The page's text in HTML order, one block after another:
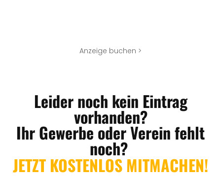
Anzeige buchen >
Leider noch kein Eintrag
vorhanden?
Ihr Gewerbe oder Verein fehlt
noch?
JETZT KOSTENLOS MITMACHEN!